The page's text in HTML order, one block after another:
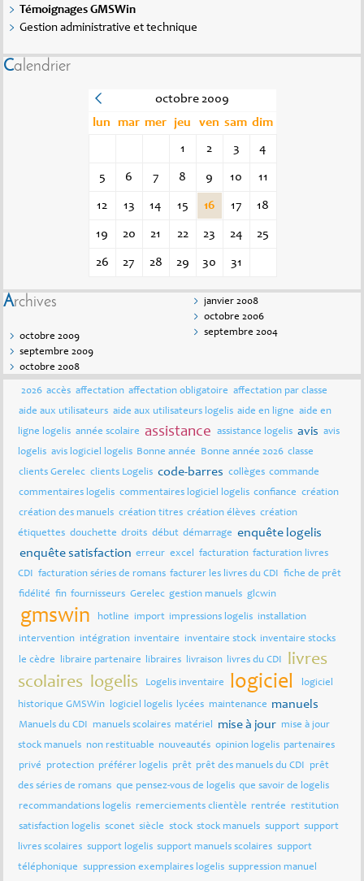
Témoignages GMSWin
Gestion administrative et technique
Calendrier
octobre 2009
lun
mar mer jeu ven sam dim
1
2 3 4
5 6 7 8 9 10 11
12 13 14 15 16 17 18
19 20 21 22 23 24 25
26 27 28 29 30 31
Archives
octobre 2009
septembre 2009
octobre 2008
janvier 2008
octobre 2006
septembre 2004
2026 accès affectation affectation obligatoire affectation par classe
aide aux utilisateurs aide aux utilisateurs logelis aide en ligne aide en
ligne logelis année scolaire assistance assistance logelis avis avis
logelis avis logiciel logelis Bonne année Bonne année 2026 classe
clients Gerelec clients Logelis code-barres collèges commande
commentaires logelis commentaires logiciel logelis confiance création
création des manuels création titres création élèves création
étiquettes douchette droits début démarrage enquête logelis
enquête satisfaction erreur excel facturation facturation livres
CDI facturation séries de romans facturer les livres du CDI fiche de prêt
fidélité fin fournisseurs Gerelec gestion manuels glcwin
gmswin hotline import impressions logelis installation
intervention intégration inventaire inventaire stock inventaire stocks
le cèdre libraire partenaire libraires livraison livres du CDI
livres
scolaires logelis Logelis inventaire logiciel logiciel
historique GMSWin logiciel logelis lycées maintenance manuels
Manuels du CDI manuels scolaires matériel mise à jour mise à jour
stock manuels non restituable nouveautés opinion logelis partenaires
privé protection préférer logelis prêt prêt des manuels du CDI prêt
des séries de romans que pensez-vous de logelis que savoir de logelis
recommandations logelis remerciements clientèle rentrée restitution
satisfaction logelis sconet siècle stock stock manuels support support
livres scolaires support logelis support manuels scolaires support
téléphonique suppression exemplaires logelis suppression manuel